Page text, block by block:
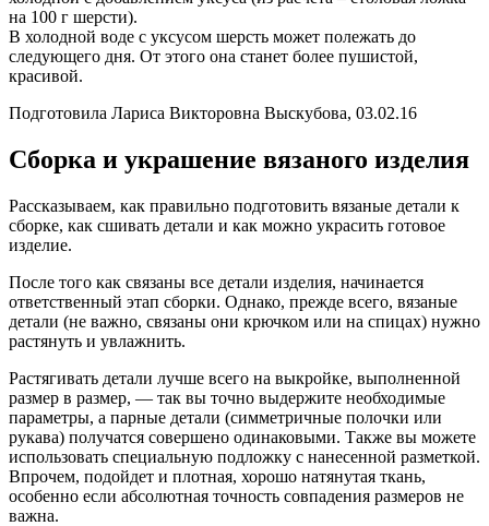
на 100 г шерсти).
В холодной воде с уксусом шерсть может полежать до
следующего дня. От этого она станет более пушистой,
красивой.
Подготовила Лариса Викторовна Выскубова, 03.02.16
Сборка и украшение вязаного изделия
Рассказываем, как правильно подготовить вязаные детали к
сборке, как сшивать детали и как можно украсить готовое
изделие.
После того как связаны все детали изделия, начинается
ответственный этап сборки. Однако, прежде всего, вязаные
детали (не важно, связаны они крючком или на спицах) нужно
растянуть и увлажнить.
Растягивать детали лучше всего на выкройке, выполненной
размер в размер, — так вы точно выдержите необходимые
параметры, а парные детали (симметричные полочки или
рукава) получатся совершено одинаковыми. Также вы можете
использовать специальную подложку с нанесенной разметкой.
Впрочем, подойдет и плотная, хорошо натянутая ткань,
особенно если абсолютная точность совпадения размеров не
важна.